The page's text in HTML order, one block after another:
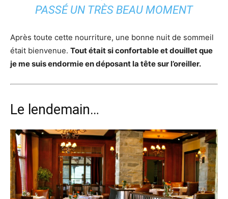
PASSÉ UN TRÈS BEAU MOMENT
Après toute cette nourriture, une bonne nuit de sommeil
était bienvenue. Tout était si confortable et douillet que
je me suis endormie en déposant la tête sur l’oreiller.
Le lendemain…